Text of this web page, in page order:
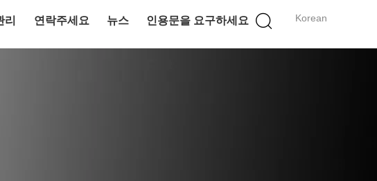
Korean
리 연락주세요 뉴스 인용문을 요구하세요